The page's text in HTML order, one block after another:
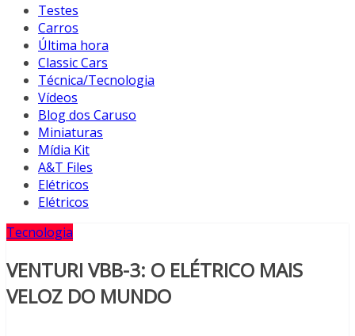
Testes
Carros
Última hora
Classic Cars
Técnica/Tecnologia
Vídeos
Blog dos Caruso
Miniaturas
Mídia Kit
A&T Files
Elétricos
Elétricos
Tecnologia
VENTURI VBB-3: O ELÉTRICO MAIS
VELOZ DO MUNDO